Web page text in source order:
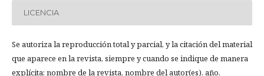
LICENCIA
Se autoriza la reproducción total y parcial, y la citación del material
que aparece en la revista, siempre y cuando se indique de manera
explícita: nombre de la revista, nombre del autor(es), año,